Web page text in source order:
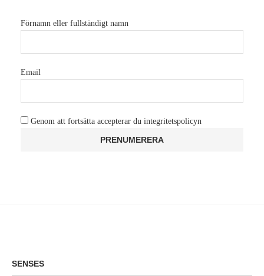
Förnamn eller fullständigt namn
Email
Genom att fortsätta accepterar du integritetspolicyn
SENSES